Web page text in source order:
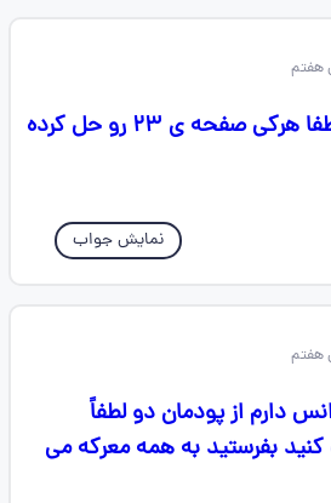
سلام وقت تون بخیر لطفا هرکی صفحه ی ۲۳ رو حل کرده
نمایش جواب
دارم از پودمان دو لطفاً
کنید بفرستید به همه معرکه می